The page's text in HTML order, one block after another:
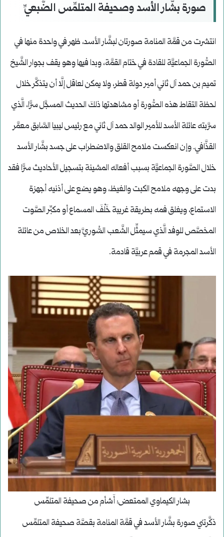
صورة بشَّار الأسد وصحيفة المتلمِّس الضُّبعيِّ
انتشرت من قمَّة المنامة صورتان لبشَّار الأسد، ظهر في واحدة منها في
الصُّورة الجماعيَّة للقادة في ختام القمَّة، وبدا فيها وهو يقف بجوار الشَّيخ
تميم بن حمد آل ثاني أمير دولة قطر، ولا يمكن لعاقل إلَّا أن يتذكَّر خلال
لحظة التقاط هذه الصُّورة أو مشاهدتها ذلكَ الحديث المسجَّل سرًّا، الَّذي
سرَّبته عائلة الأسد للأمير الوالد حمد آل ثاني مع رئيس ليبيا السَّابق معمَّر
القذَّافي. وإن انعكست ملامح القلق والاضطراب على جسد بشَّار الأسد
خلال الصَّورة الجماعيَّة بسبب أفعاله المشينة بتسجيل الأحاديث سرًّا فقد
بدت على وجهه ملامح الكبت والغيظ، وهو يضع على أذنيه أجهزة
الاستماع، ويغلق فمه بطريقة غريبة خَلْفَ المسماع أو مكبِّر الصَّوت
المخصَّص للوفد الَّذي سيمثِّل الشَّعب السُّوريَّ بعد الخلاص من عائلة
الأسد المجرمة في قمم عربيَّة قادمة.
بشار الكيماوي الممتعض: أَشأم من صحيفة المتلمِّس
ذكَّرتني صورة بشَّار الأسد في قمَّة المنامة بقصَّة صحيفة المتلمِّس